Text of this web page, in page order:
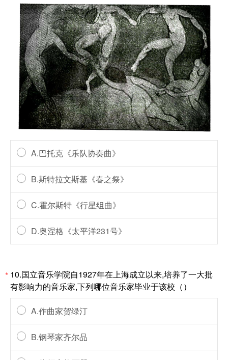
A.巴托克《乐队协奏曲》
B.斯特拉文斯基《春之祭》
C.霍尔斯特《行星组曲》
D.奥涅格《太平洋231号》
* 10.国立音乐学院自1927年在上海成立以来,培养了一大批
有影响力的音乐家,下列哪位音乐家毕业于该校（）
A.作曲家贺绿汀
B.钢琴家齐尔品